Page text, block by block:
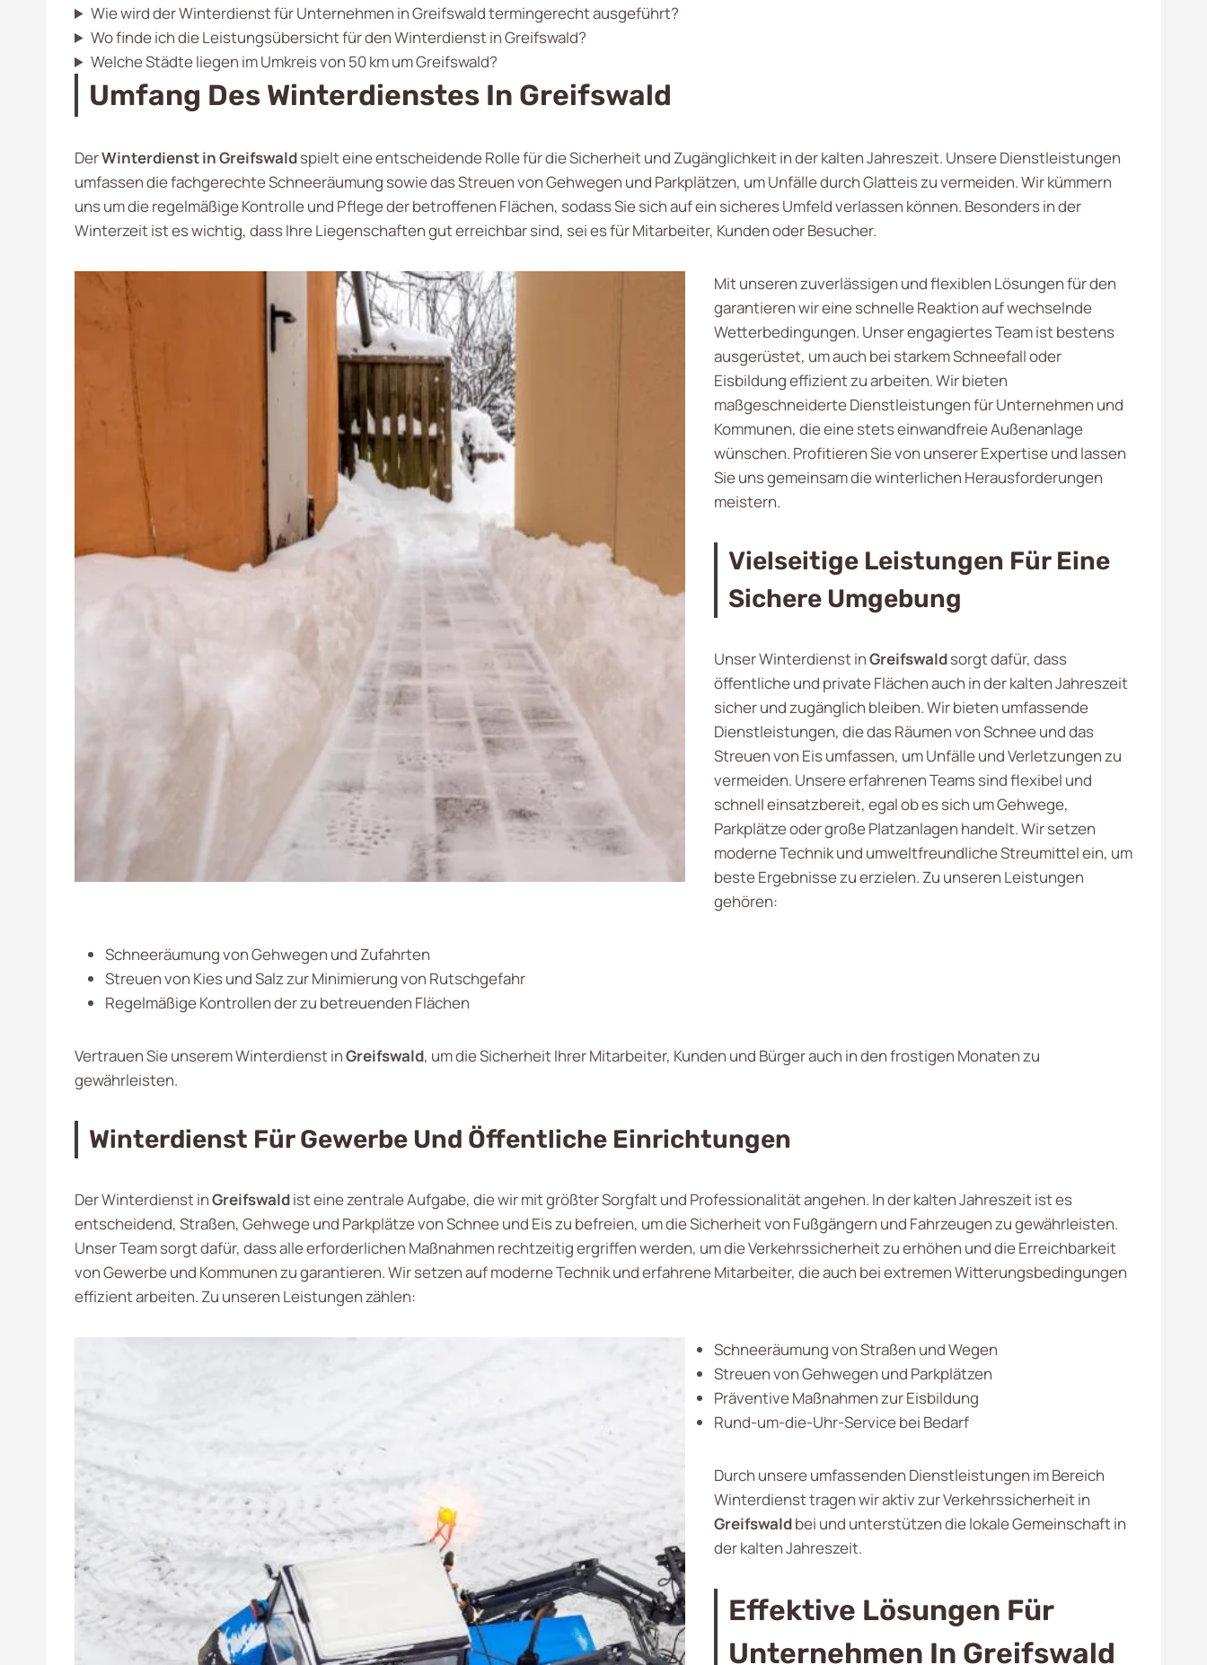
Wie wird der Winterdienst für Unternehmen in Greifswald termingerecht ausgeführt?
Wo finde ich die Leistungsübersicht für den Winterdienst in Greifswald?
Welche Städte liegen im Umkreis von 50 km um Greifswald?
Umfang Des Winterdienstes In Greifswald
DerWinterdienst in Greifswaldspielt eine entscheidende Rolle für die Sicherheit und Zugänglichkeit in der kalten Jahreszeit. Unsere Dienstleistungen
umfassen die fachgerechte Schneeräumung sowie das Streuen von Gehwegen und Parkplätzen, um Unfälle durch Glatteis zu vermeiden. Wir kümmern
uns um die regelmäßige Kontrolle und Pflege der betroffenen Flächen, sodass Sie sich auf ein sicheres Umfeld verlassen können. Besonders in der
Winterzeit ist es wichtig, dass Ihre Liegenschaften gut erreichbar sind, sei es für Mitarbeiter, Kunden oder Besucher.
Mit unseren zuverlässigen und flexiblen Lösungen für den
garantieren wir eine schnelle Reaktion auf wechselnde
Wetterbedingungen. Unser engagiertes Team ist bestens
ausgerüstet, um auch bei starkem Schneefall oder
Eisbildung effizient zu arbeiten. Wir bieten
maßgeschneiderte Dienstleistungen für Unternehmen und
Kommunen, die eine stets einwandfreie Außenanlage
wünschen. Profitieren Sie von unserer Expertise und lassen
Sie uns gemeinsam die winterlichen Herausforderungen
meistern.
Vielseitige Leistungen Für Eine
Sichere Umgebung
Unser Winterdienst inGreifswaldsorgt dafür, dass
öffentliche und private Flächen auch in der kalten Jahreszeit
sicher und zugänglich bleiben. Wir bieten umfassende
Dienstleistungen, die das Räumen von Schnee und das
Streuen von Eis umfassen, um Unfälle und Verletzungen zu
vermeiden. Unsere erfahrenen Teams sind flexibel und
schnell einsatzbereit, egal ob es sich um Gehwege,
Parkplätze oder große Platzanlagen handelt. Wir setzen
moderne Technik und umweltfreundliche Streumittel ein, um
beste Ergebnisse zu erzielen. Zu unseren Leistungen
gehören:
Schneeräumung von Gehwegen und Zufahrten
Streuen von Kies und Salz zur Minimierung von Rutschgefahr
Regelmäßige Kontrollen der zu betreuenden Flächen
Vertrauen Sie unserem Winterdienst inGreifswald, um die Sicherheit Ihrer Mitarbeiter, Kunden und Bürger auch in den frostigen Monaten zu
gewährleisten.
Winterdienst Für Gewerbe Und Öffentliche Einrichtungen
Der Winterdienst inGreifswaldist eine zentrale Aufgabe, die wir mit größter Sorgfalt und Professionalität angehen. In der kalten Jahreszeit ist es
entscheidend, Straßen, Gehwege und Parkplätze von Schnee und Eis zu befreien, um die Sicherheit von Fußgängern und Fahrzeugen zu gewährleisten.
Unser Team sorgt dafür, dass alle erforderlichen Maßnahmen rechtzeitig ergriffen werden, um die Verkehrssicherheit zu erhöhen und die Erreichbarkeit
von Gewerbe und Kommunen zu garantieren. Wir setzen auf moderne Technik und erfahrene Mitarbeiter, die auch bei extremen Witterungsbedingungen
effizient arbeiten. Zu unseren Leistungen zählen:
Schneeräumung von Straßen und Wegen
Streuen von Gehwegen und Parkplätzen
Präventive Maßnahmen zur Eisbildung
Rund-um-die-Uhr-Service bei Bedarf
Durch unsere umfassenden Dienstleistungen im Bereich
Winterdienst tragen wir aktiv zur Verkehrssicherheit in
Greifswaldbei und unterstützen die lokale Gemeinschaft in
der kalten Jahreszeit.
Effektive Lösungen Für
Unternehmen In Greifswald